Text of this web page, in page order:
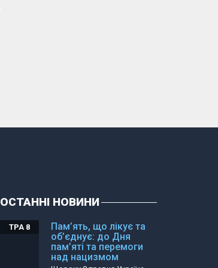
ОСТАННІ НОВИНИ
Пам’ять, що лікує та
об’єднує: до Дня
пам’яті та перемоги
над нацизмом
ТРА 8